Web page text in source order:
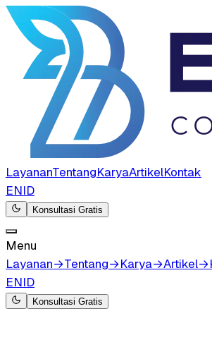
LayananTentangKaryaArtikelKontak
ENID
Konsultasi Gratis
Menu
Layanan→Tentang→Karya→Artikel→
ENID
Konsultasi Gratis